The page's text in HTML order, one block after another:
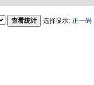
查看统计 选择显示: 正一码